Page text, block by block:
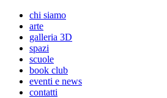
chi siamo
arte
galleria 3D
spazi
scuole
book club
eventi e news
contatti